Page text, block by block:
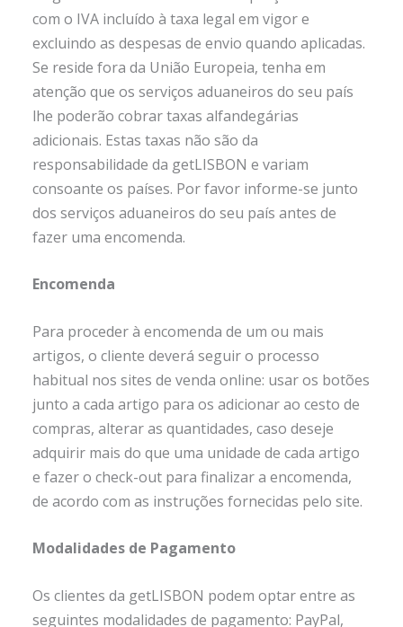
com o IVA incluído à taxa legal em vigor e
excluindo as despesas de envio quando aplicadas.
Se reside fora da União Europeia, tenha em
atenção que os serviços aduaneiros do seu país
lhe poderão cobrar taxas alfandegárias
adicionais. Estas taxas não são da
responsabilidade da getLISBON e variam
consoante os países. Por favor informe-se junto
dos serviços aduaneiros do seu país antes de
fazer uma encomenda.
Encomenda
Para proceder à encomenda de um ou mais
artigos, o cliente deverá seguir o processo
habitual nos sites de venda online: usar os botões
junto a cada artigo para os adicionar ao cesto de
compras, alterar as quantidades, caso deseje
adquirir mais do que uma unidade de cada artigo
e fazer o check-out para finalizar a encomenda,
de acordo com as instruções fornecidas pelo site.
Modalidades de Pagamento
Os clientes da getLISBON podem optar entre as
seguintes modalidades de pagamento: PayPal,